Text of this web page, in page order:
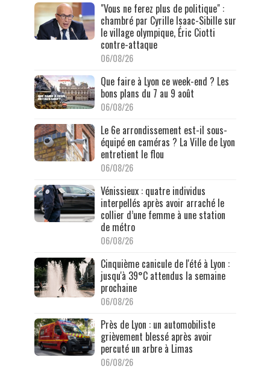
"Vous ne ferez plus de politique" :
chambré par Cyrille Isaac-Sibille sur
le village olympique, Éric Ciotti
contre-attaque
06/08/26
Que faire à Lyon ce week-end ? Les
bons plans du 7 au 9 août
06/08/26
Le 6e arrondissement est-il sous-
équipé en caméras ? La Ville de Lyon
entretient le flou
06/08/26
Vénissieux : quatre individus
interpellés après avoir arraché le
collier d’une femme à une station
de métro
06/08/26
Cinquième canicule de l'été à Lyon :
jusqu'à 39°C attendus la semaine
prochaine
06/08/26
Près de Lyon : un automobiliste
grièvement blessé après avoir
percuté un arbre à Limas
06/08/26